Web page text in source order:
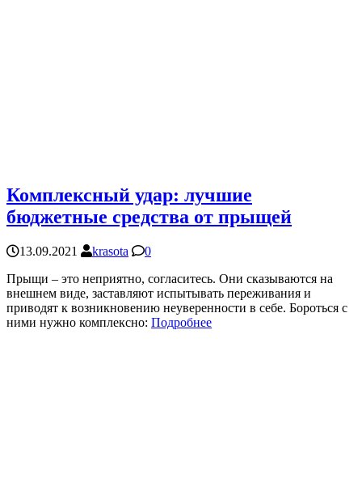
Комплексный удар: лучшие
бюджетные средства от прыщей
13.09.2021 krasota
0
Прыщи – это неприятно, согласитесь. Они сказываются на
внешнем виде, заставляют испытывать переживания и
приводят к возникновению неуверенности в себе. Бороться с
ними нужно комплексно: Подробнее